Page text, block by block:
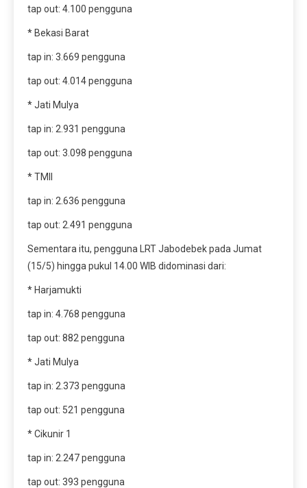
tap out: 4.100 pengguna
* Bekasi Barat
tap in: 3.669 pengguna
tap out: 4.014 pengguna
* Jati Mulya
tap in: 2.931 pengguna
tap out: 3.098 pengguna
* TMII
tap in: 2.636 pengguna
tap out: 2.491 pengguna
Sementara itu, pengguna LRT Jabodebek pada Jumat
(15/5) hingga pukul 14.00 WIB didominasi dari:
* Harjamukti
tap in: 4.768 pengguna
tap out: 882 pengguna
* Jati Mulya
tap in: 2.373 pengguna
tap out: 521 pengguna
* Cikunir 1
tap in: 2.247 pengguna
tap out: 393 pengguna